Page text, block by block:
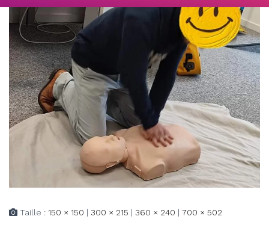
Taille : 150 × 150 | 300 × 215 | 360 × 240 | 700 × 502